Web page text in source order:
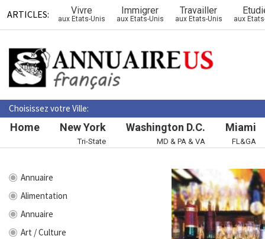
ARTICLES: Vivre
aux Etats-Unis
Immigrer
aux Etats-Unis
Travailler
aux Etats-Unis aux
Choisissez votre Ville:
Home New York
Tri-State
Washington D.C.
MD & PA & VA
Miami
FL&GA
Annuaire
Alimentation
Annuaire
Art / Culture